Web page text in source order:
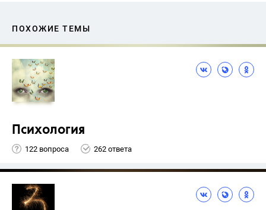
ПОХОЖИЕ ТЕМЫ
Психология
122 вопроса 262 ответа